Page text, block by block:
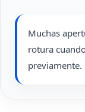
Muchas
rotura
previamente.